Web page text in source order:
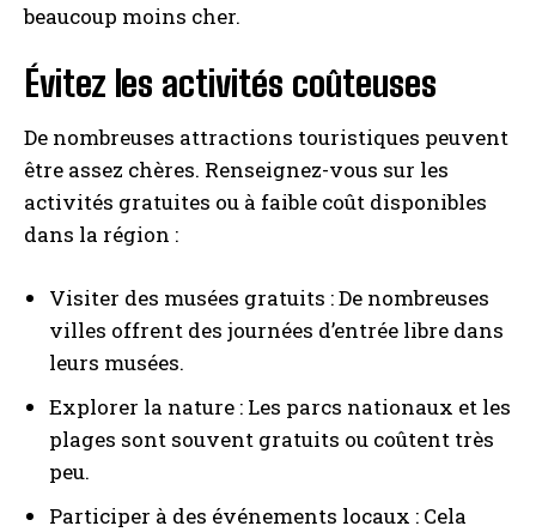
beaucoup moins cher.
Évitez les activités coûteuses
De nombreuses attractions touristiques peuvent
être assez chères. Renseignez-vous sur les
activités gratuites ou à faible coût disponibles
dans la région :
Visiter des musées gratuits : De nombreuses
villes offrent des journées d’entrée libre dans
leurs musées.
Explorer la nature : Les parcs nationaux et les
plages sont souvent gratuits ou coûtent très
peu.
Participer à des événements locaux : Cela